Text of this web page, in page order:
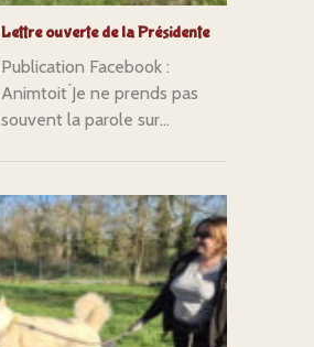
Lettre ouverte de la Présidente
Publication Facebook :
Animtoit ́Je ne prends pas
souvent la parole sur...